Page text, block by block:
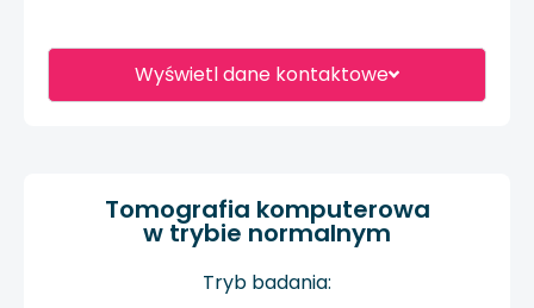
Wyświetl dane kontaktowe
Tomografia komputerowa
w trybie normalnym
Tryb badania: